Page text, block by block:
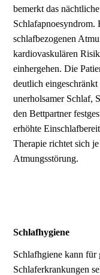
bemerkt das
Schlafapnoesyndrom.
schlafbezogenen
kardiovaskulären
einhergehen. Die
deutlich
unerholsamer Schlaf,
den Bettpartner
erhöhte
Therapie richtet sich
Atmungsstörung.
Schlafhygiene
Schlafhgiene kann für
Schlaferkrankungen